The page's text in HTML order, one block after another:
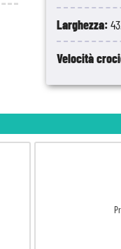
Larghezza:
Velocità